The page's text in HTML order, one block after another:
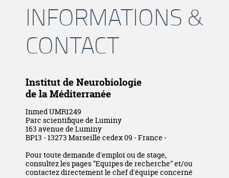
INFORMATIONS &
CONTACT
Institut de Neurobiologie
de la Méditerranée
Inmed UMR1249
Parc scientifique de Luminy
163 avenue de Luminy
BP13 - 13273 Marseille cedex 09 - France -
Pour toute demande d'emploi ou de stage,
consultez les pages "Equipes de recherche" et/ou
contactez directement le chef d'équipe concerné